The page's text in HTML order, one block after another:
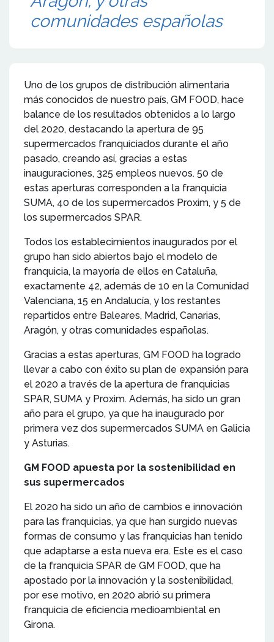
comunidades españolas
Uno de los grupos de distribución alimentaria
más conocidos de nuestro país, GM FOOD, hace
balance de los resultados obtenidos a lo largo
del 2020, destacando la apertura de 95
supermercados franquiciados durante el año
pasado, creando así, gracias a estas
inauguraciones, 325 empleos nuevos. 50 de
estas aperturas corresponden a la franquicia
SUMA, 40 de los supermercados Proxim, y 5 de
los supermercados SPAR.
Todos los establecimientos inaugurados por el
grupo han sido abiertos bajo el modelo de
franquicia, la mayoría de ellos en Cataluña,
exactamente 42, además de 10 en la Comunidad
Valenciana, 15 en Andalucía, y los restantes
repartidos entre Baleares, Madrid, Canarias,
Aragón, y otras comunidades españolas.
Gracias a estas aperturas, GM FOOD ha logrado
llevar a cabo con éxito su plan de expansión para
el 2020 a través de la apertura de franquicias
SPAR, SUMA y Proxim. Además, ha sido un gran
año para el grupo, ya que ha inaugurado por
primera vez dos supermercados SUMA en Galicia
y Asturias.
GM FOOD apuesta por la sostenibilidad en
sus supermercados
El 2020 ha sido un año de cambios e innovación
para las franquicias, ya que han surgido nuevas
formas de consumo y las franquicias han tenido
que adaptarse a esta nueva era. Este es el caso
de la franquicia SPAR de GM FOOD, que ha
apostado por la innovación y la sostenibilidad,
por ese motivo, en 2020 abrió su primera
franquicia de eficiencia medioambiental en
Girona.